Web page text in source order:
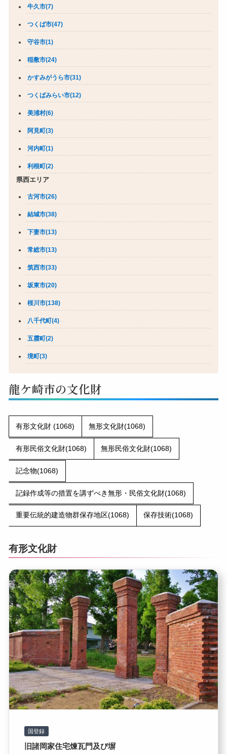
牛久市(7)
つくば市(47)
守谷市(1)
稲敷市(24)
かすみがうら市(31)
つくばみらい市(12)
美浦村(6)
阿見町(3)
河内町(1)
利根町(2)
県西エリア
古河市(26)
結城市(38)
下妻市(13)
常総市(13)
筑西市(33)
坂東市(20)
桜川市(138)
八千代町(4)
五霞町(2)
境町(3)
龍ケ崎市の文化財
有形文化財 (1068) 無形文化財(1068)
有形民俗文化財(1068) 無形民俗文化財(1068)
記念物(1068)
記録作成等の措置を講ずべき無形・民俗文化財(1068)
重要伝統的建造物群保存地区(1068) 保存技術(1068)
有形文化財
国登録
旧諸岡家住宅煉瓦門及び塀